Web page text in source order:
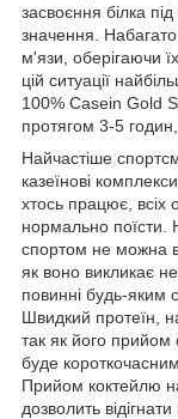
засвоєння білка
значення.
м'язи, оберігаючи
цій ситуації
100% Casein Gold
протягом 3-5
Найчастіше
казеїнові
хтось працює, всіх
нормально поїсти.
спортом не можна
як воно викликає
повинні будь-яким
Швидкий протеїн,
так як його прийом
буде
Прийом коктейлю
дозволить